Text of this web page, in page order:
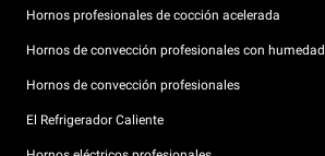
Hornos profesionales de cocción acelerada
Hornos de convección profesionales con humedad
Hornos de convección profesionales
El Refrigerador Caliente